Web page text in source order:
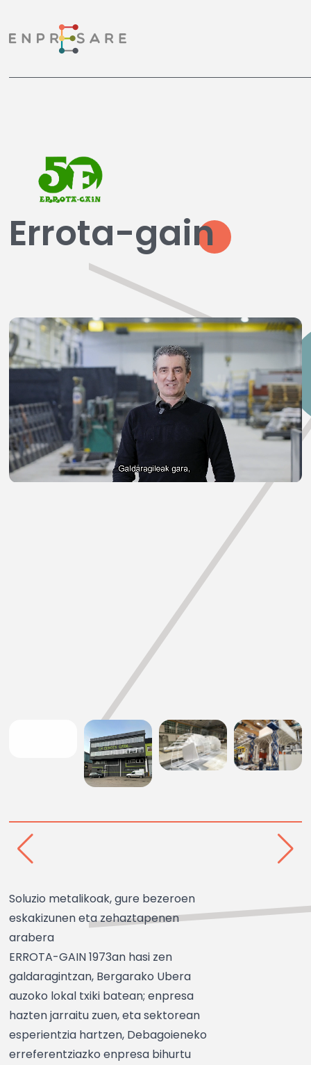
Errota-gain
Soluzio metalikoak, gure bezeroen
eskakizunen eta zehaztapenen
arabera
ERROTA-GAIN 1973an hasi zen
galdaragintzan, Bergarako Ubera
auzoko lokal txiki batean; enpresa
hazten jarraitu zuen, eta sektorean
esperientzia hartzen, Debagoieneko
erreferentziazko enpresa bihurtu